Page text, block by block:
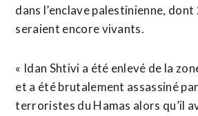
dans l’enclave palestinienne,
seraient encore vivants.
« Idan Shtivi a été enlevé de la
et a été brutalement assassiné
terroristes du Hamas alors qu’il